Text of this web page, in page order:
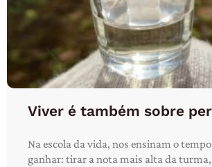
Viver é também sobre
Na escola da vida, nos ensinam o
ganhar: tirar a nota mais alta da